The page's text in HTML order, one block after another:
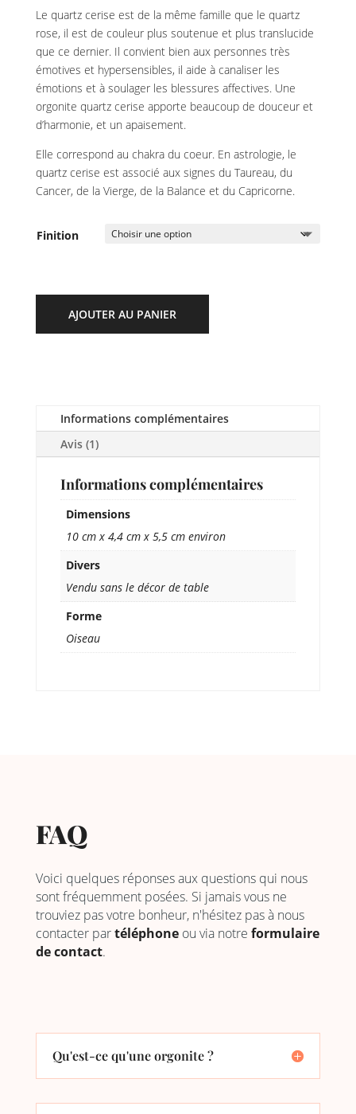
Le quartz cerise est de la même famille que le quartz
rose, il est de couleur plus soutenue et plus translucide
que ce dernier. Il convient bien aux personnes très
émotives et hypersensibles, il aide à canaliser les
émotions et à soulager les blessures affectives. Une
orgonite quartz cerise apporte beaucoup de douceur et
d’harmonie, et un apaisement.
Elle correspond au chakra du coeur. En astrologie, le
quartz cerise est associé aux signes du Taureau, du
Cancer, de la Vierge, de la Balance et du Capricorne.
Finition
AJOUTER AU PANIER
Informations complémentaires
Avis (1)
Informations complémentaires
Dimensions
10 cm x 4,4 cm x 5,5 cm environ
Divers
Vendu sans le décor de table
Forme
Oiseau
FAQ
Voici quelques réponses aux questions qui nous
sont fréquemment posées. Si jamais vous ne
trouviez pas votre bonheur, n'hésitez pas à nous
contacter partéléphoneou via notre formulaire
de contact.
Qu'est-ce qu'une orgonite ?